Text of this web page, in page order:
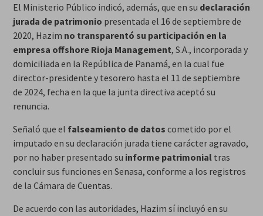
El Ministerio Público indicó, además, que en su declaración
jurada de patrimonio presentada el 16 de septiembre de
2020, Hazim no transparentó su participación en la
empresa offshore Rioja Management, S.A., incorporada y
domiciliada en la República de Panamá, en la cual fue
director-presidente y tesorero hasta el 11 de septiembre
de 2024, fecha en la que la junta directiva aceptó su
renuncia.
Señaló que el falseamiento de datos cometido por el
imputado en su declaración jurada tiene carácter agravado,
por no haber presentado su informe patrimonial tras
concluir sus funciones en Senasa, conforme a los registros
de la Cámara de Cuentas.
De acuerdo con las autoridades, Hazim sí incluyó en su